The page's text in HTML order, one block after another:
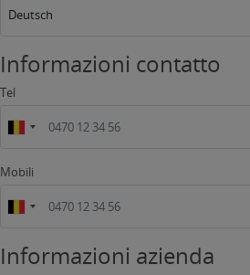
Deutsch
Informazioni contatto
Tel
Mobili
Informazioni azienda